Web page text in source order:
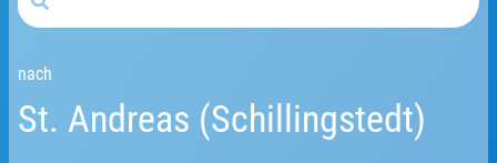
nach
St. Andreas (Schillingstedt)